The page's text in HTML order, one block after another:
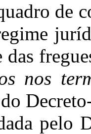
de
nos
pelo